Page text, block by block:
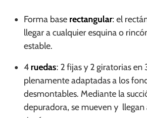
Forma base rectangular: el
llegar a cualquier esquina o
estable.
4 ruedas: 2 fijas y 2 giratorias
plenamente adaptadas a los
desmontables. Mediante la
depuradora, se mueven y llegan